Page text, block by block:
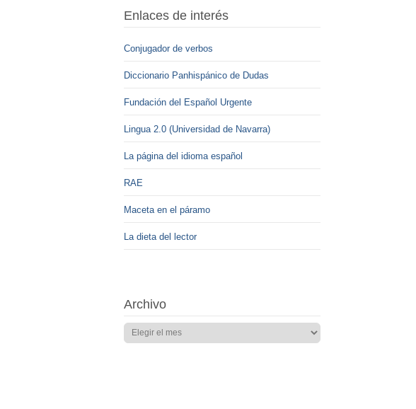
Enlaces de interés
Conjugador de verbos
Diccionario Panhispánico de Dudas
Fundación del Español Urgente
Lingua 2.0 (Universidad de Navarra)
La página del idioma español
RAE
Maceta en el páramo
La dieta del lector
Archivo